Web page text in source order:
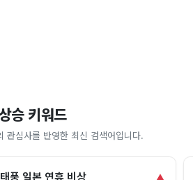
승 키워드
관심사를 반영한 최신 검색어입니다.
풍 일본 연휴 비상 ▲